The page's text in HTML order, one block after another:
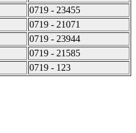
0719 - 23455
0719 - 21071
0719 - 23944
0719 - 21585
0719 - 123